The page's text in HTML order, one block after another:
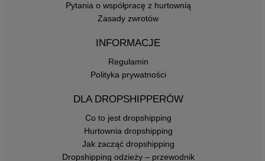
Pytania o współpracę z hurtownią
Zasady zwrotów
INFORMACJE
Regulamin
Polityka prywatności
DLA DROPSHIPPERÓW
Co to jest dropshipping
Hurtownia dropshipping
Jak zacząć dropshipping
Dropshipping odzieży – przewodnik